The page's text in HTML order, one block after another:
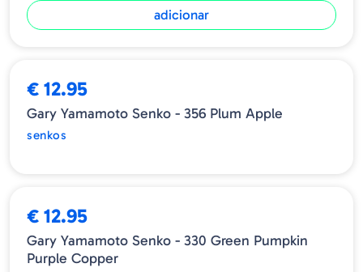
adicionar
€ 12.95
Gary Yamamoto Senko - 356 Plum Apple
senkos
€ 12.95
Gary Yamamoto Senko - 330 Green Pumpkin
Purple Copper